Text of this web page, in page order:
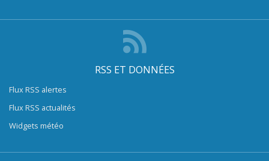
RSS ET DONNÉES
Flux RSS alertes
Flux RSS actualités
Widgets météo